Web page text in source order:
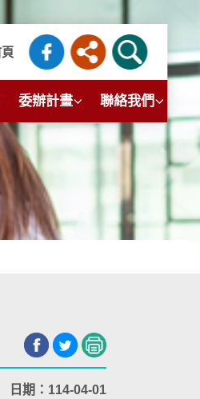
委辦計畫 聯絡我們
日期：114-04-01